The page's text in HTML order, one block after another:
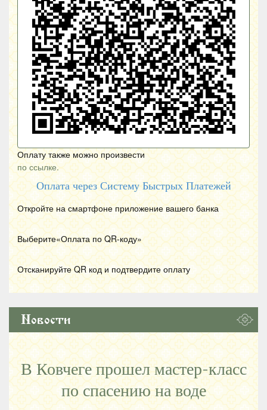
Оплату также можно произвести
по ссылке.
Оплата через Систему Быстрых Платежей
Откройте на смартфоне приложение вашего банка
Выберите«Оплата по QR-коду»
Отсканируйте QR код и подтвердите оплату
Новости
В Ковчеге прошел мастер-класс
по спасению на воде